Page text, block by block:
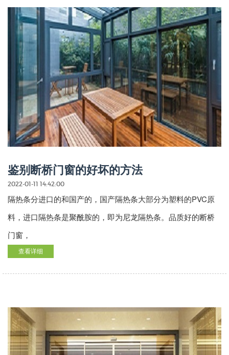
鉴别断桥门窗的好坏的方法
2022-01-11 14:42:00
隔热条分进口的和国产的，国产隔热条大部分为塑料的PVC原
料，进口隔热条是聚酰胺的，即为尼龙隔热条。品质好的断桥
门窗，
查看详细